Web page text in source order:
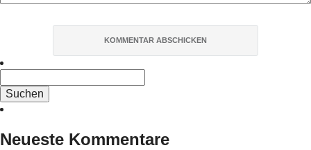
nach:
Neueste Kommentare